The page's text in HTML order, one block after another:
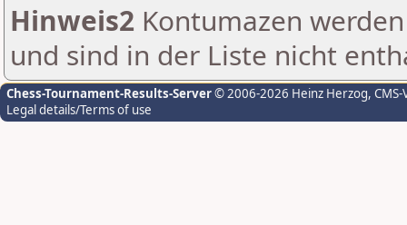
Hinweis2 Kontumazen
und sind in der Liste nicht
Chess-Tournament-Results-Server© 2006-2026 Heinz Herzog,
Legal details/Terms of use